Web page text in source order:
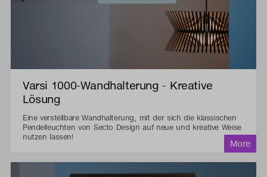
Varsi 1000-Wandhalterung - Kreative
Lösung
Eine verstellbare Wandhalterung, mit der sich die klassischen
Pendelleuchten von Secto Design auf neue und kreative Weise
nutzen lassen!